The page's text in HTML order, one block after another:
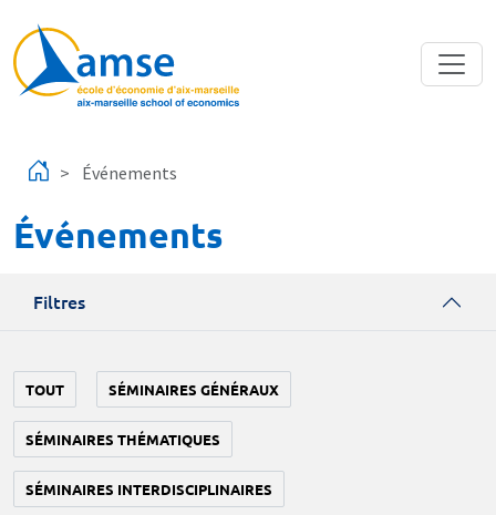
Événements
Événements
Filtres
TOUT SÉMINAIRES GÉNÉRAUX
SÉMINAIRES THÉMATIQUES
SÉMINAIRES INTERDISCIPLINAIRES